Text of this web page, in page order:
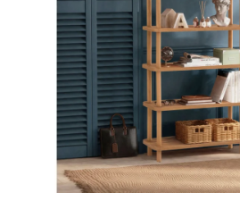
KOUPELNA A WC
PŘEDSÍŇ
CHOVATELSKÉ POTŘEBY
DOPLŇKY A DEKORACE